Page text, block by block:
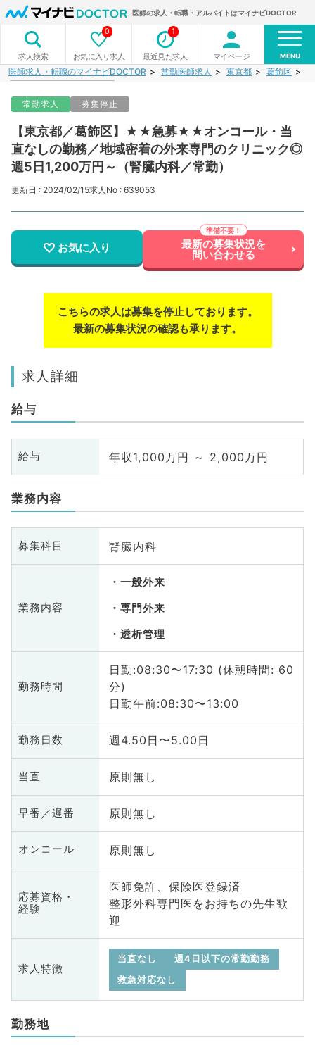
医師の求人・転職・アルバイトはマイナビDOCTOR
求人検索 お気に入り求人
0
最近見た求人
1
マイページ MENU
医師求人・転職のマイナビDOCTOR 常勤医師求人 東京都 葛飾区
常勤求人 募集停止
【東京都／葛飾区】★★急募★★オンコール・当
直なしの勤務／地域密着の外来専門のクリニック◎
週5日1,200万円～（腎臓内科／常勤）
更新日 : 2024/02/15求人No : 639053
お気に入り 最新の募集状況を
問い合わせる
こちらの求人は募集を停止しております。
最新の募集状況の確認も承ります。
求人詳細
給与
給与 年収1,000万円 ～ 2,000万円
業務内容
募集科目 腎臓内科
業務内容
一般外来
専門外来
透析管理
勤務時間
日勤:08:30〜17:30 (休憩時間: 60
分)
日勤午前:08:30〜13:00
勤務日数 週4.50日〜5.00日
当直 原則無し
早番／遅番 原則無し
オンコール 原則無し
応募資格・
経験
医師免許、保険医登録済
整形外科専門医をお持ちの先生歓
迎
求人特徴
当直なし
週4日以下の常勤勤務
救急対応なし
勤務地